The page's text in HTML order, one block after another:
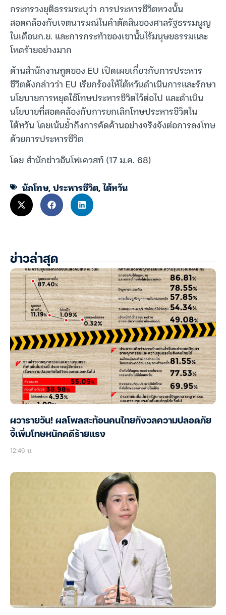
กระทรวงยุติธรรมระบุว่า การประหารชีวิตหวงนั้น
สอดคล้องกับเจตนารมณ์ในคำตัดสินของศาลรัฐธรรมนูญ
ในเดือนก.ย. และการกระทำของเขานั้นไร้มนุษยธรรมและ
โหดร้ายอย่างมาก
ด้านสำนักงานทูตของ EU เปิดเผยเกี่ยวกับการประหาร
ชีวิตดังกล่าวว่า EU เรียกร้องให้ไต้หวันดำเนินการและรักษา
นโยบายการหยุดใช้โทษประหารชีวิตไว้ต่อไป และดำเนิน
นโยบายที่สอดคล้องกับการยกเลิกโทษประหารชีวิตใน
ไต้หวัน โดยเน้นย้ำถึงการคัดค้านอย่างจริงจังต่อการลงโทษ
ด้วยการประหารชีวิต
โดย สำนักข่าวอินโฟเควสท์ (17 ม.ค. 68)
นักโทษ,ประหารชีวิต,ไต้หวัน
ข่าวล่าสุด
ผวารายวัน! ผลโพลสะท้อนคนไทยกังวลความปลอดภัย
จี้เพิ่มโทษหนักคดีร้ายแรง
12:46 น.